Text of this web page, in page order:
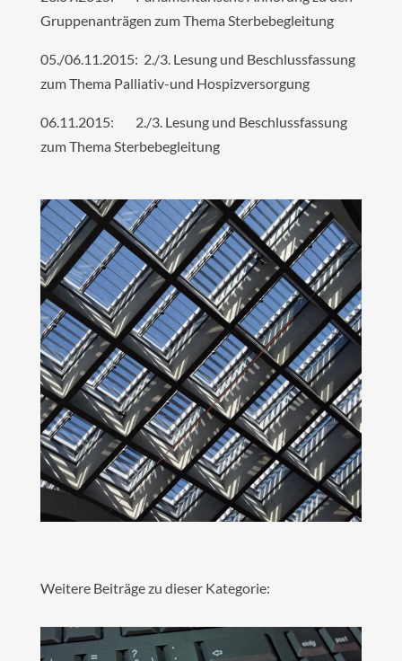
Gruppenanträgen zum Thema Sterbebegleitung
05./06.11.2015: 2./3. Lesung und Beschlussfassung
zum Thema Palliativ-und Hospizversorgung
06.11.2015: 2./3. Lesung und Beschlussfassung
zum Thema Sterbebegleitung
Weitere Beiträge zu dieser Kategorie: